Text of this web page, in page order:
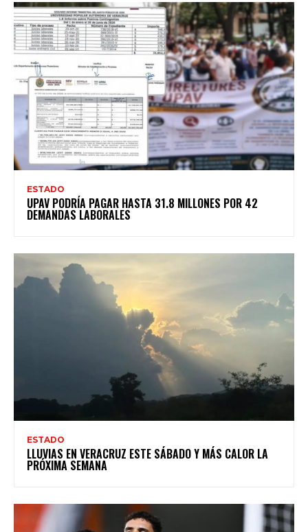
ESTADO
UPAV PODRÍA PAGAR HASTA 31.8 MILLONES POR 42
DEMANDAS LABORALES
ESTADO
LLUVIAS EN VERACRUZ ESTE SÁBADO Y MÁS CALOR LA
PRÓXIMA SEMANA